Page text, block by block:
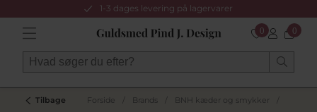
1-3 dages levering på lagervarer
0 0
Tilbage Forside Brands BNH kæder og smykker